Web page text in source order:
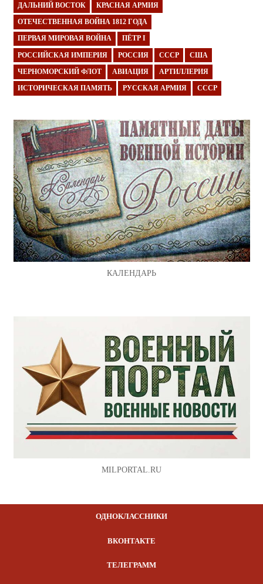
ДАЛЬНИЙ ВОСТОК КРАСНАЯ АРМИЯ
ОТЕЧЕСТВЕННАЯ ВОЙНА 1812 ГОДА
ПЕРВАЯ МИРОВАЯ ВОЙНА ПЁТР I
РОССИЙСКАЯ ИМПЕРИЯ РОССИЯ СССР США
ЧЕРНОМОРСКИЙ ФЛОТ АВИАЦИЯ АРТИЛЛЕРИЯ
ИСТОРИЧЕСКАЯ ПАМЯТЬ РУССКАЯ АРМИЯ СССР
КАЛЕНДАРЬ
MILPORTAL.RU
ОДНОКЛАССНИКИ
ВКОНТАКТЕ
ТЕЛЕГРАММ